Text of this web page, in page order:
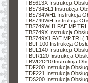
TBS613X Instrukcja
TBS734BL1 Instrukcja
TBS734WH1 Instrukcja
TBS749WH Instrukcja
TBS749WH1 FAE
TBS749X Instrukcja
TBS749X1 FAE MP.TRI (
TBUF100 Instrukcja
TBUL140 Instrukcja
TBUR120 Instrukcja
TBWD1210 Instrukcja
TDF200 Instrukcja
TDF221 Instrukcja
TDS200 Instrukcja